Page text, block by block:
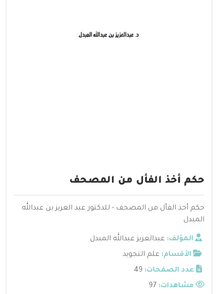
حكم أخذ الفأل من المصحف
حكم أخذ الفأل من المصحف - للدكتور عبد العزيز بن عبدالله
المبدل
المؤلف: عبدالعزيز عبدالله المبدل
الأقسام: علم التجويد
عدد الصفحات: 49
مشاهدات: